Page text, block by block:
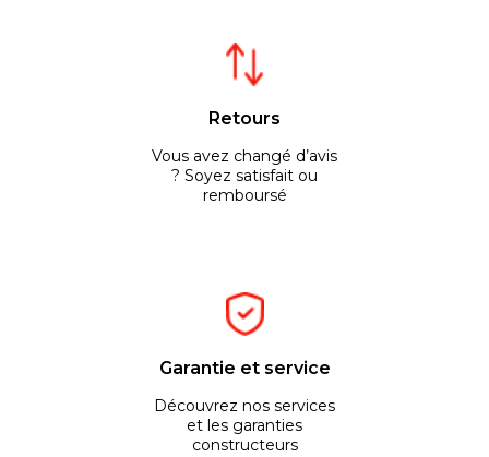
Retours
Vous avez changé d’avis
? Soyez satisfait ou
remboursé
Garantie et service
Découvrez nos services
et les garanties
constructeurs